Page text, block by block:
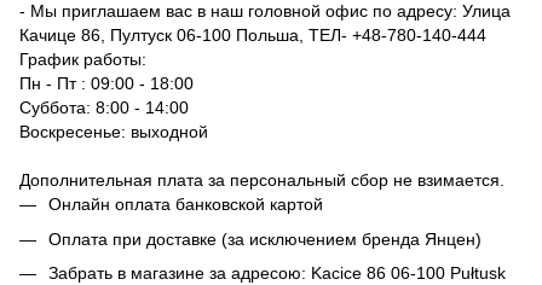
- Мы приглашаем вас в наш головной офис по адресу: Улица
Качице 86, Пултуск 06-100 Польша, ТЕЛ- +48-780-140-444
График работы:
Пн - Пт : 09:00 - 18:00
Суббота: 8:00 - 14:00
Воскресенье: выходной
Дополнительная плата за персональный сбор не взимается.
Онлайн оплата банковской картой
Оплата при доставке (за исключением бренда Янцен)
Забрать в магазине за адресою: Kacice 86 06-100 Pułtusk